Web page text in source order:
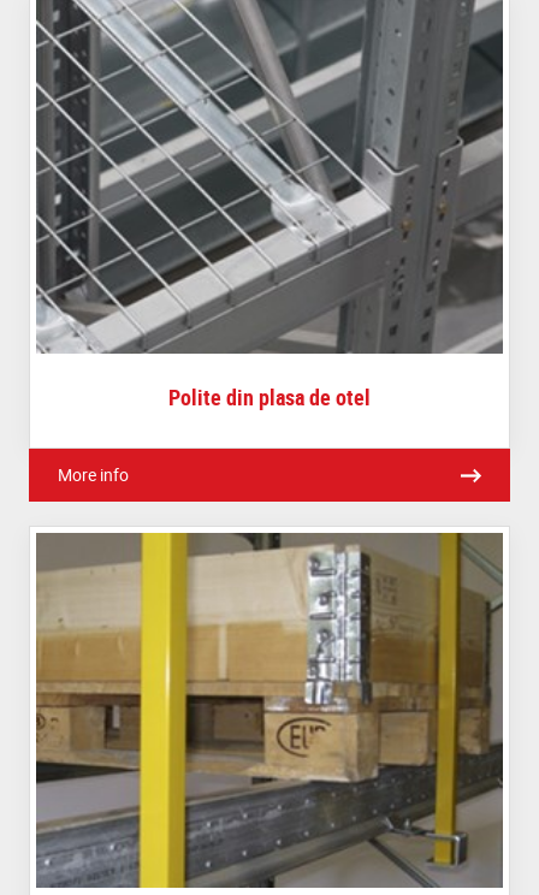
Polite din plasa de otel
More info